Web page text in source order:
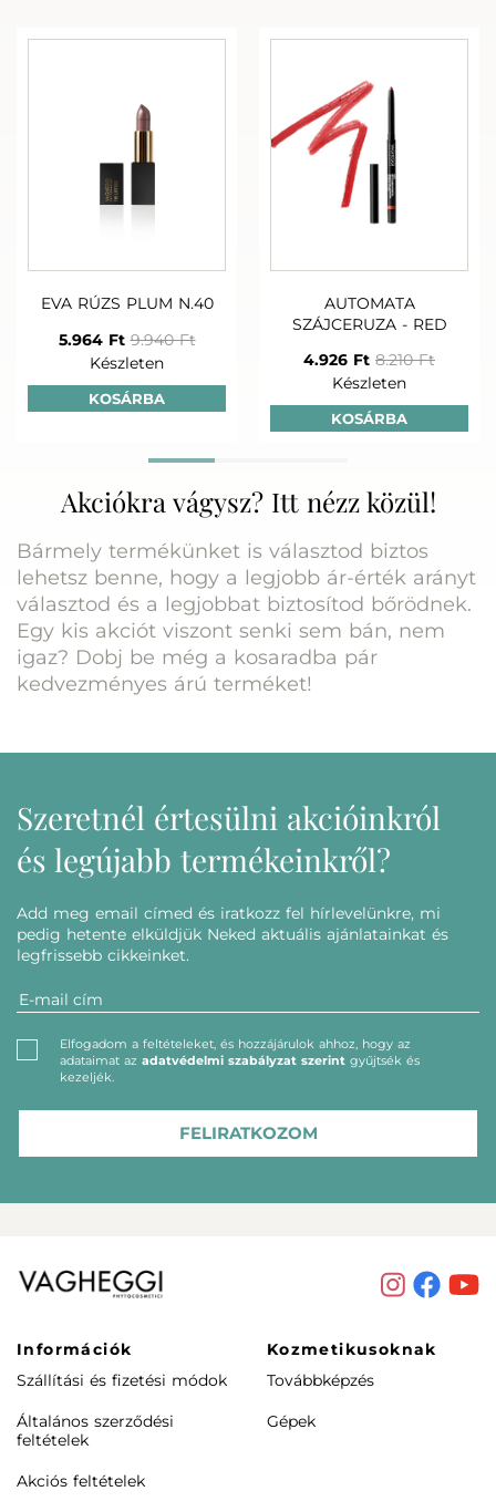
Pro rutin
EMOZIONI PLUS
LEMOSÓ KRÉM 200
+
TONIK MIST 100 ML
+
EVA RÚZS PLUM N.40
5.964 Ft 9.940 Ft
Készleten
KOSÁRBA
AUTOMATA
SZÁJCERUZA - RED
4.926 Ft 8.210 Ft
Készleten
KOSÁRBA
Akciókra vágysz? Itt nézz közül!
Bármely termékünket is választod biztos
lehetsz benne, hogy a legjobb ár-érték arányt
választod és a legjobbat biztosítod bőrödnek.
Egy kis akciót viszont senki sem bán, nem
igaz? Dobj be még a kosaradba pár
kedvezményes árú terméket!
Szeretnél értesülni akcióinkról
és legújabb termékeinkről?
Add meg email címed és iratkozz fel hírlevelünkre, mi
pedig hetente elküldjük Neked aktuális ajánlatainkat és
legfrissebb cikkeinket.
Elfogadom a feltételeket, és hozzájárulok ahhoz, hogy az
adataimat az adatvédelmi szabályzat szerint gyűjtsék és
kezeljék.
FELIRATKOZOM
Információk
Szállítási és fizetési módok
Általános szerződési
feltételek
Akciós feltételek
Kozmetikusoknak
Továbbképzés
Gépek